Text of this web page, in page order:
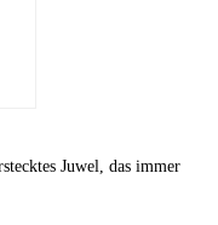
Juwel, das immer